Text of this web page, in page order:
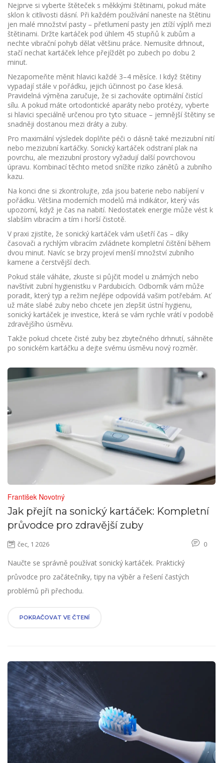
Nejprve si vyberte štěteček s měkkými štětinami, pokud máte
sklon k citlivosti dásní. Při každém používání naneste na štětinu
jen malé množství pasty – přetlumení pasty jen ztíží výplň mezi
štětinami. Držte kartáček pod úhlem 45 stupňů k zubům a
nechte vibrační pohyb dělat většinu práce. Nemusíte drhnout,
stačí nechat kartáček lehce přejíždět po zubech po dobu 2
minut.
Nezapomeňte měnit hlavici každé 3–4 měsíce. I když štětiny
vypadají stále v pořádku, jejich účinnost po čase klesá.
Pravidelná výměna zaručuje, že si zachováte optimální čistící
sílu. A pokud máte ortodontické aparáty nebo protézy, vyberte
si hlavici speciálně určenou pro tyto situace – jemnější štětiny se
snadněji dostanou mezi dráty a zuby.
Pro maximální výsledek doplňte péči o dásně také mezizubní nití
nebo mezizubní kartáčky. Sonický kartáček odstraní plak na
povrchu, ale mezizubní prostory vyžadují další povrchovou
úpravu. Kombinací těchto metod snížíte riziko zánětů a zubního
kazu.
Na konci dne si zkontrolujte, zda jsou baterie nebo nabíjení v
pořádku. Většina moderních modelů má indikátor, který vás
upozorní, když je čas na nabití. Nedostatek energie může vést k
slabším vibracím a tím i horší čistotě.
V praxi zjistíte, že sonický kartáček vám ušetří čas – díky
časovači a rychlým vibracím zvládnete kompletní čištění během
dvou minut. Navíc se brzy projeví menší množství zubního
kamene a čerstvější dech.
Pokud stále váháte, zkuste si půjčit model u známých nebo
navštívit zubní hygienistku v Pardubicích. Odborník vám může
poradit, který typ a režim nejlépe odpovídá vašim potřebám. Ať
už máte slabé zuby nebo chcete jen zlepšit ústní hygienu,
sonický kartáček je investice, která se vám rychle vrátí v podobě
zdravějšího úsměvu.
Takže pokud chcete čisté zuby bez zbytečného drhnutí, sáhněte
po sonickém kartáčku a dejte svému úsměvu nový rozměr.
František Novotný
Jak přejít na sonický kartáček: Kompletní
průvodce pro zdravější zuby
čec, 1 2026 0
Naučte se správně používat sonický kartáček. Praktický
průvodce pro začátečníky, tipy na výběr a řešení častých
problémů při přechodu.
POKRAČOVAT VE ČTENÍ